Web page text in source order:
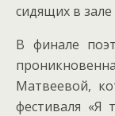
сидящих в
В финале
Матвеевой,
фестиваля «Я